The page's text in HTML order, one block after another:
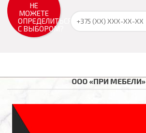
НЕ
МОЖЕТЕ
ОПРЕДЕЛИТЬСЯ
С ВЫБОРОМ?
ООО «ПРИ МЕБЕЛИ»